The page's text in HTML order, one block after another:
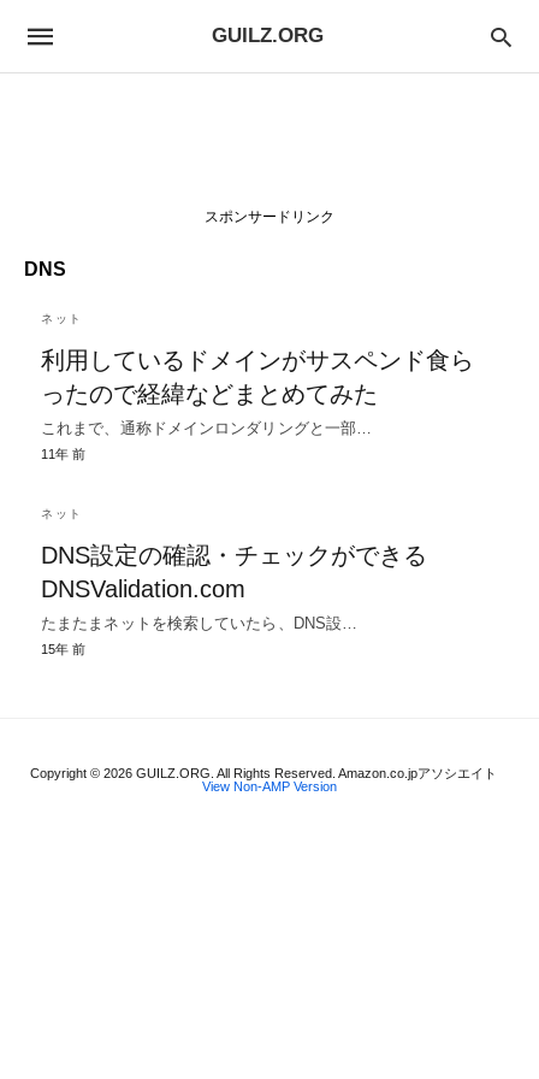
GUILZ.ORG
スポンサードリンク
DNS
ネット
利用しているドメインがサスペンド食ら
ったので経緯などまとめてみた
これまで、通称ドメインロンダリングと一部…
11年 前
ネット
DNS設定の確認・チェックができる
DNSValidation.com
たまたまネットを検索していたら、DNS設…
15年 前
Copyright © 2026 GUILZ.ORG. All Rights Reserved. Amazon.co.jpアソシエイト
View Non-AMP Version